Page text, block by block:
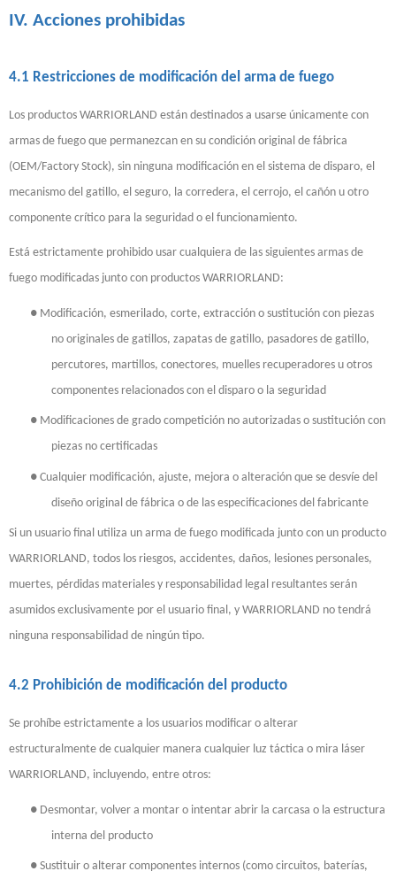
IV. Acciones prohibidas
4.1 Restricciones de modificación del arma de fuego
Los productos WARRIORLAND están destinados a usarse únicamente con
armas de fuego que permanezcan en su condición original de fábrica
(OEM/Factory Stock), sin ninguna modificación en el sistema de disparo, el
mecanismo del gatillo, el seguro, la corredera, el cerrojo, el cañón u otro
componente crítico para la seguridad o el funcionamiento.
Está estrictamente prohibido usar cualquiera de las siguientes armas de
fuego modificadas junto con productos WARRIORLAND:
● Modificación, esmerilado, corte, extracción o sustitución con piezas
no originales de gatillos, zapatas de gatillo, pasadores de gatillo,
percutores, martillos, conectores, muelles recuperadores u otros
componentes relacionados con el disparo o la seguridad
● Modificaciones de grado competición no autorizadas o sustitución con
piezas no certificadas
● Cualquier modificación, ajuste, mejora o alteración que se desvíe del
diseño original de fábrica o de las especificaciones del fabricante
Si un usuario final utiliza un arma de fuego modificada junto con un producto
WARRIORLAND, todos los riesgos, accidentes, daños, lesiones personales,
muertes, pérdidas materiales y responsabilidad legal resultantes serán
asumidos exclusivamente por el usuario final, y WARRIORLAND no tendrá
ninguna responsabilidad de ningún tipo.
4.2 Prohibición de modificación del producto
Se prohíbe estrictamente a los usuarios modificar o alterar
estructuralmente de cualquier manera cualquier luz táctica o mira láser
WARRIORLAND, incluyendo, entre otros:
● Desmontar, volver a montar o intentar abrir la carcasa o la estructura
interna del producto
● Sustituir o alterar componentes internos (como circuitos, baterías,